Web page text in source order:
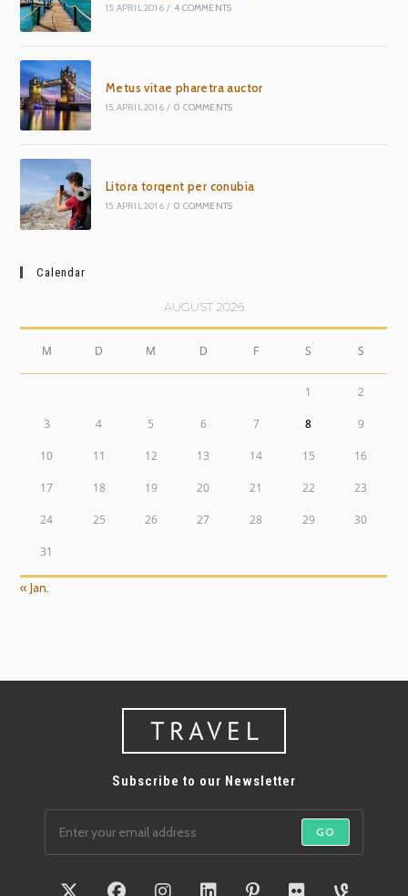
15. APRIL 2016 / 4 COMMENTS
Metus vitae pharetra auctor
15. APRIL 2016 / 0 COMMENTS
Litora torqent per conubia
15. APRIL 2016 / 0 COMMENTS
Calendar
AUGUST 2026
M D M D F S S
1 2
3 4 5 6 7 8 9
10 11 12 13 14 15 16
17 18 19 20 21 22 23
24 25 26 27 28 29 30
31
« Jan.
Subscribe to our Newsletter
GO